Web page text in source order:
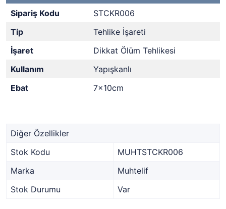
Sipariş Kodu
STCKR006
Tip
Tehlike İşareti
İşaret
Dikkat Ölüm Tehlikesi
Kullanım
Yapışkanlı
Ebat
7x10cm
Diğer Özellikler
Stok Kodu
MUHTSTCKR006
Marka
Muhtelif
Stok Durumu
Var